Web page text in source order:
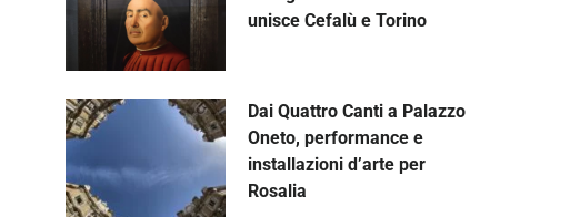
unisce Cefalù e Torino
Dai Quattro Canti a Palazzo
Oneto, performance e
installazioni d’arte per
Rosalia